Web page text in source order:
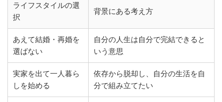
ライフスタイルの選
択
背景にある考え方
あえて結婚・再婚を
選ばない
自分の人生は自分で完結できると
いう意思
実家を出て一人暮ら
しを始める
依存から脱却し、自分の生活を自
分で組み立てたい